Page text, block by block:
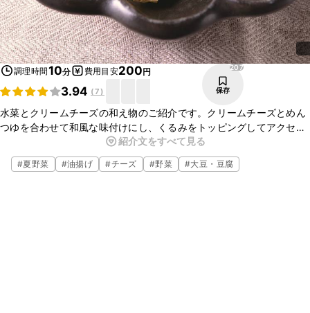
調理時間10分 費用目安200円
3.94 (7)
207
保存
水菜とクリームチーズの和え物のご紹介です。クリームチーズとめん
つゆを合わせて和風な味付けにし、くるみをトッピングしてアクセン
トを加えました。パンと相性がいいので、朝ごはんやお酒のおつまみ
にもよく合います。ぜひお試しくださいね。
紹介文をすべて見る
#夏野菜 #油揚げ #チーズ #野菜 #大豆・豆腐